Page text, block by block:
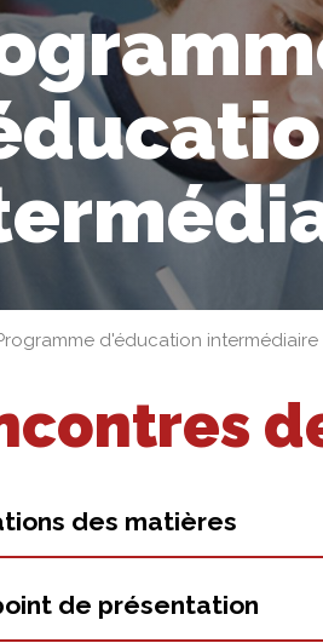
d'éducation intermédiaire
des matières
de présentation